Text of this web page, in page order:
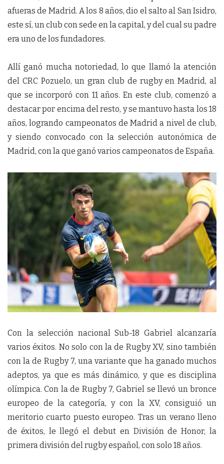
afueras de Madrid. A los 8 años, dio el salto al San Isidro,
este sí, un club con sede en la capital, y del cual su padre
era uno de los fundadores.
Allí ganó mucha notoriedad, lo que llamó la atención
del CRC Pozuelo, un gran club de rugby en Madrid, al
que se incorporó con 11 años. En este club, comenzó a
destacar por encima del resto, y se mantuvo hasta los 18
años, logrando campeonatos de Madrid a nivel de club,
y siendo convocado con la selección autonómica de
Madrid, con la que ganó varios campeonatos de España.
Con la selección nacional Sub-18 Gabriel alcanzaría
varios éxitos. No solo con la de Rugby XV, sino también
con la de Rugby 7, una variante que ha ganado muchos
adeptos, ya que es más dinámico, y que es disciplina
olímpica. Con la de Rugby 7, Gabriel se llevó un bronce
europeo de la categoría, y con la XV, consiguió un
meritorio cuarto puesto europeo. Tras un verano lleno
de éxitos, le llegó el debut en División de Honor, la
primera división del rugby español, con solo 18 años.